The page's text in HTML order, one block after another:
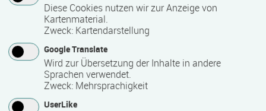
Anti-Roboter-Verifizierung
Diese Cookies nutzen wir zur Anzeige von
Kartenmaterial.
Zweck: Kartendarstellung
Google Translate
Wird zur Übersetzung der Inhalte in andere
Sprachen verwendet.
Zweck: Mehrsprachigkeit
UserLike